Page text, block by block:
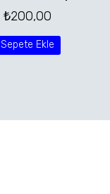
₺200,00
Sepete Ekle